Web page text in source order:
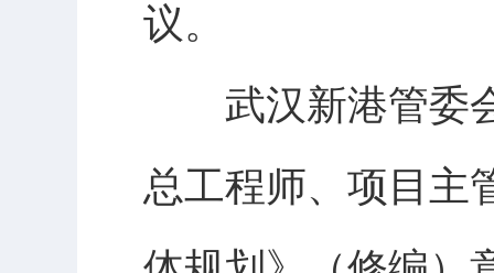
议。
武汉新港管委会
总工程师、项目主